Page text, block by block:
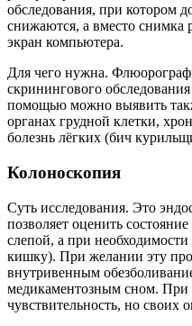
обследования, при котором
снижаются, а вместо снимка
экран компьютера.
Для чего нужна.
скринингового
помощью можно выявить
органах грудной клетки,
болезнь лёгких (бич
Колоноскопия
Суть исследования. Это
позволяет оценить
слепой, а при
кишку). При желании эту
внутривенным
медикаментозным сном. При
чувствительность, но